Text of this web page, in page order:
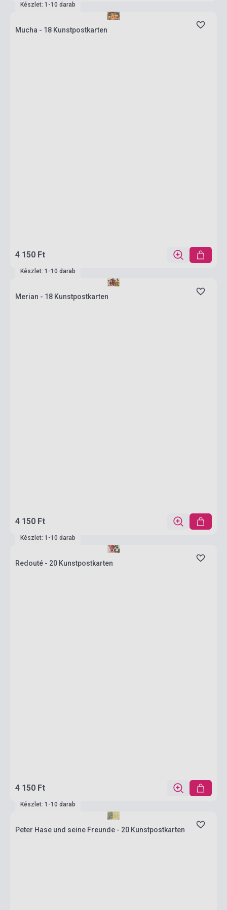
Készlet: 1-10 darab
Mucha - 18 Kunstpostkarten
4 150 Ft
Készlet: 1-10 darab
Merian - 18 Kunstpostkarten
4 150 Ft
Készlet: 1-10 darab
Redouté - 20 Kunstpostkarten
4 150 Ft
Készlet: 1-10 darab
Peter Hase und seine Freunde - 20 Kunstpostkarten